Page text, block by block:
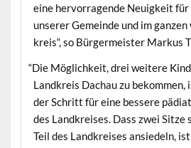
eine her­vor­ra­gende Neuigkeit für
unser­er Gemeinde und im
kreis“, so Bürg­er­meis­ter Markus
“Die Möglichkeit, drei weit­ere
Land­kreis Dachau zu
der Schritt für eine bessere
des Land­kreis­es. Dass zwei Sitze
Teil des Land­kreis­es ansiedeln,